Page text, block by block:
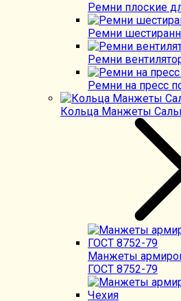
Ремни плоские
Ремни
Ремни
Ремни на пресс
Кольца Манжеты
Манжеты
ГОСТ 8752-79